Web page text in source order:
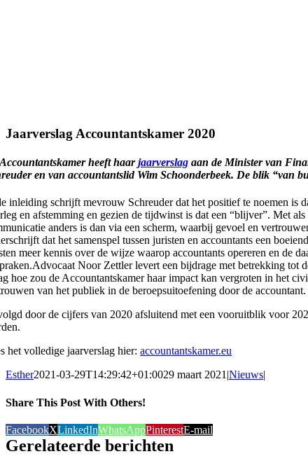
Jaarverslag Accountantskamer 2020
heeft haarjaarverslag aan de Minister van
en van accountantslid Wim Schoonderbeek. De blik “van
inleiding schrijft mevrouw Schreuder dat het positief te noemen is
en afstemming en gezien de tijdwinst is dat een “blijver”. Met
anders is dan via een scherm, waarbij gevoel en
dat het samenspel tussen juristen en accountants een
meer kennis over de wijze waarop accountants opereren en de
Noor Zettler levert een bijdrage met betrekking tot
hoe zou de Accountantskamer haar impact kan vergroten in het
van het publiek in de beroepsuitoefening door de accountant.
door de cijfers van 2020 afsluitend met een vooruitblik voor
het volledige jaarverslag hier:accountantskamer.eu
Esther2021-03-29T14:29:42+01:0029 maart 2021 |Nieuws|
Share This Post With Others!
FacebookXLinkedInWhatsAppPinterestE-mail
Gerelateerde berichten